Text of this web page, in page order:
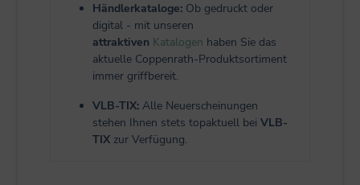
Händlerkataloge: Ob gedruckt oder
digital - mit unseren
attraktiven Katalogen haben Sie das
aktuelle Coppenrath-Produktsortiment
immer griffbereit.
VLB-TIX:Alle Neuerscheinungen
stehen Ihnen stets topaktuell beiVLB-
TIX zur Verfügung.